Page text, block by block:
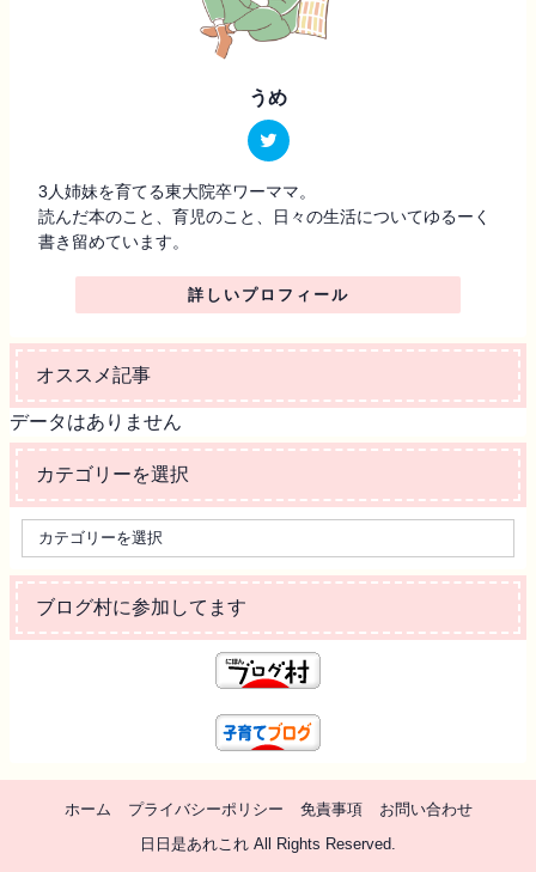
うめ
3人姉妹を育てる東大院卒ワーママ。
読んだ本のこと、育児のこと、日々の生活についてゆるーく
書き留めています。
詳しいプロフィール
オススメ記事
データはありません
カテゴリーを選択
ブログ村に参加してます
ホーム プライバシーポリシー 免責事項
お問い合わせ
日日是あれこれ All Rights Reserved.